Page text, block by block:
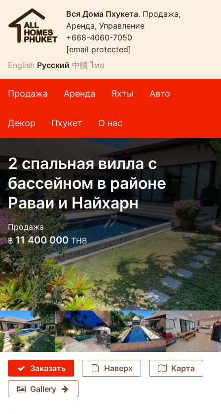
Вся Дома Пхукета. Продажа,
Аренда, Управление
+668-4060-7050
[email protected]
English Русский 中國 ไทย
Продажа Аренда Яхты Авто
Декор Пхукет О нас
2 спальная вилла с
бассейном в районе
Раваи и Найхарн
Продажа
฿ 11 400 000THB
Заказать Наверх Карта
Gallery